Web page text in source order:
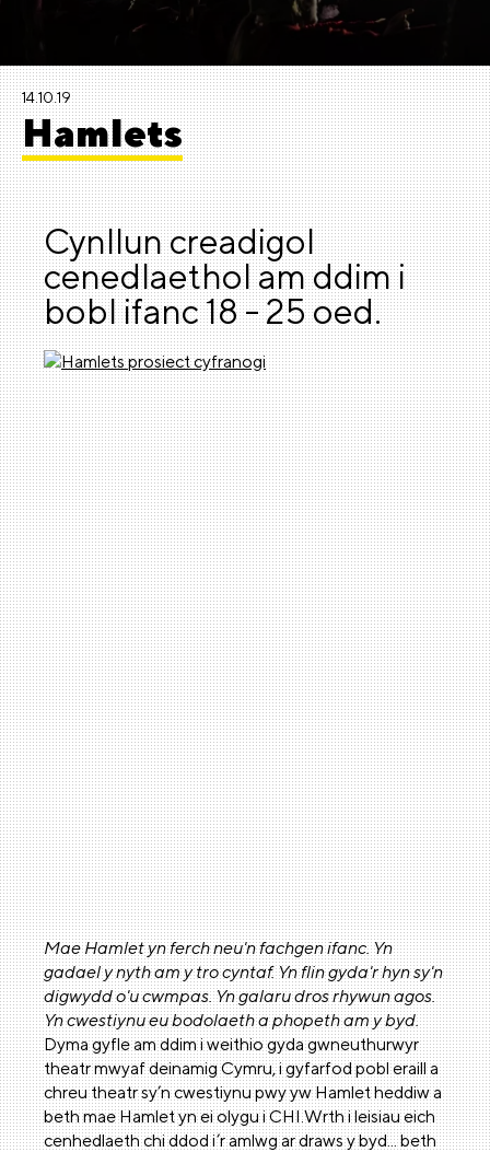
14.10.19
Hamlets
Cynllun creadigol
cenedlaethol am ddim i
bobl ifanc 18 - 25 oed.
Mae Hamlet yn ferch neu'n fachgen ifanc. Yn
gadael y nyth am y tro cyntaf. Yn flin gyda'r hyn sy'n
digwydd o'u cwmpas. Yn galaru dros rhywun agos.
Yn cwestiynu eu bodolaeth a phopeth am y byd.
Dyma gyfle am ddim i weithio gyda gwneuthurwyr
theatr mwyaf deinamig Cymru, i gyfarfod pobl eraill a
chreu theatr sy’n cwestiynu pwy yw Hamlet heddiw a
beth mae Hamlet yn ei olygu i CHI.Wrth i leisiau eich
cenhedlaeth chi ddod i’r amlwg ar draws y byd... beth